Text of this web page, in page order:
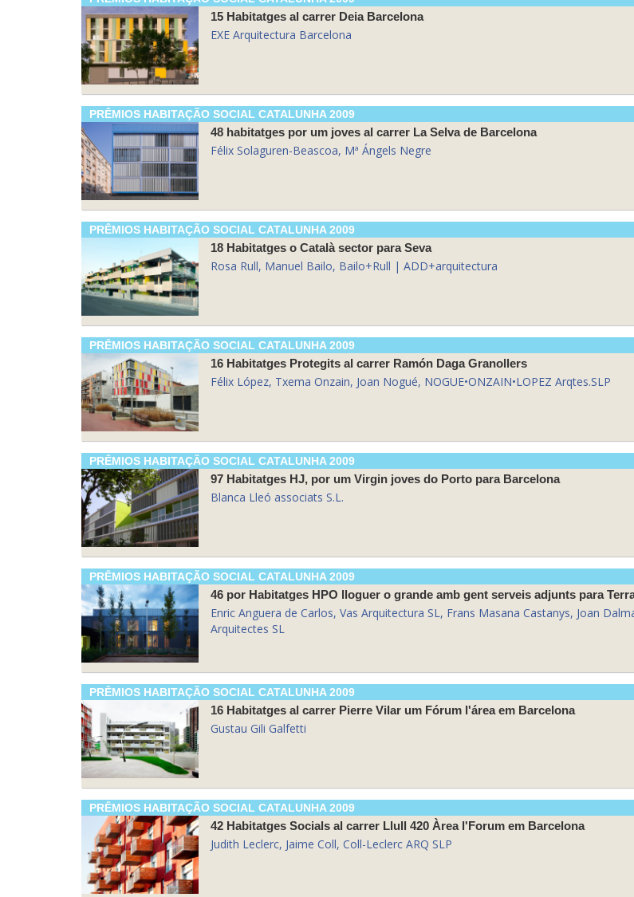
15 Habitatges al carrer Deia Barcelona
EXE Arquitectura Barcelona
PRÊMIOS HABITAÇÃO SOCIAL CATALUNHA 2009
48 habitatges por um joves al carrer La Selva de Barcelona
Félix Solaguren-Beascoa, Mª Ángels Negre
PRÊMIOS HABITAÇÃO SOCIAL CATALUNHA 2009
18 Habitatges o Català sector para Seva
Rosa Rull, Manuel Bailo, Bailo+Rull | ADD+arquitectura
PRÊMIOS HABITAÇÃO SOCIAL CATALUNHA 2009
16 Habitatges Protegits al carrer Ramón Daga Granollers
Félix López, Txema Onzain, Joan Nogué, NOGUE•ONZAIN•LOPEZ Arqtes.SLP
PRÊMIOS HABITAÇÃO SOCIAL CATALUNHA 2009
97 Habitatges HJ, por um Virgin joves do Porto para Barcelona
Blanca Lleó associats S.L.
PRÊMIOS HABITAÇÃO SOCIAL CATALUNHA 2009
46 por Habitatges HPO lloguer o grande amb gent serveis adjunts para
Enric Anguera de Carlos, Vas Arquitectura SL, Frans Masana Castanys, Joan
Arquitectes SL
PRÊMIOS HABITAÇÃO SOCIAL CATALUNHA 2009
16 Habitatges al carrer Pierre Vilar um Fórum l'área em Barcelona
Gustau Gili Galfetti
PRÊMIOS HABITAÇÃO SOCIAL CATALUNHA 2009
42 Habitatges Socials al carrer Llull 420 Àrea l'Forum em Barcelona
Judith Leclerc, Jaime Coll, Coll-Leclerc ARQ SLP